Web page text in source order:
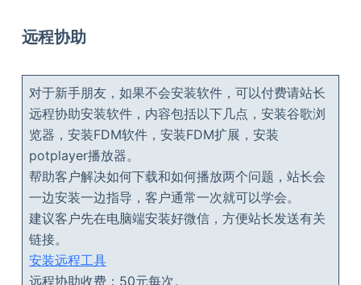
远程协助
对于新手朋友，如果不会安装软件，可以付费请站长
远程协助安装软件，内容包括以下几点，安装谷歌浏
览器，安装FDM软件，安装FDM扩展，安装
potplayer播放器。
帮助客户解决如何下载和如何播放两个问题，站长会
一边安装一边指导，客户通常一次就可以学会。
建议客户先在电脑端安装好微信，方便站长发送有关
链接。
安装远程工具
远程协助收费：50元每次。